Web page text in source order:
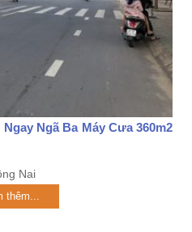
Ngã Ba Máy Cưa 360m2
Nai
thêm...